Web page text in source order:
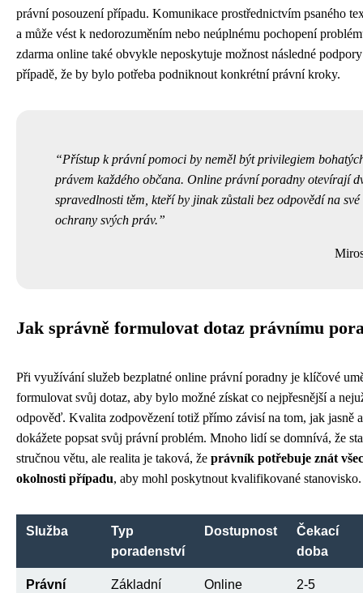
právní posouzení případu. Komunikace prostřednictvím psaného
a může vést k nedorozuměním nebo neúplnému pochopení
zdarma online také obvykle neposkytuje možnost následné
případě, že by bylo potřeba podniknout konkrétní právní kroky.
Přístup k právní pomoci by neměl být privilegiem
právem každého občana. Online právní poradny otevírají
spravedlnosti těm, kteří by jinak zůstali bez odpovědí na své
ochrany svých práv.
Jak správně formulovat dotaz právnímu
Při využívání služeb bezplatné online právní poradny je klíčové
formulovat svůj dotaz, aby bylo možné získat co nejpřesnější a
odpověď. Kvalita zodpovězení totiž přímo závisí na tom, jak jasně
dokážete popsat svůj právní problém. Mnoho lidí se domnívá, že
stručnou větu, ale realita je taková, že právník potřebuje znát
okolnosti případu, aby mohl poskytnout kvalifikované stanovisko.
Služba
Typ
poradenství
Dostupnost
Čekací
doba
Právní
Základní
Online
2-5